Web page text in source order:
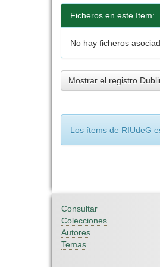
Ficheros en este ítem:
No hay ficheros
Mostrar el registro
Los ítems de RIUdeG
Consultar
Colecciones
Autores
Temas